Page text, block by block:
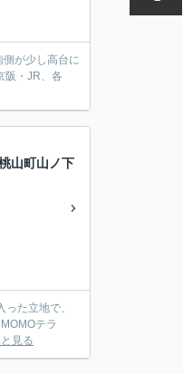
が少し高台に
阪・JR、各
山町山ノ下
た立地で、
テラ
見る